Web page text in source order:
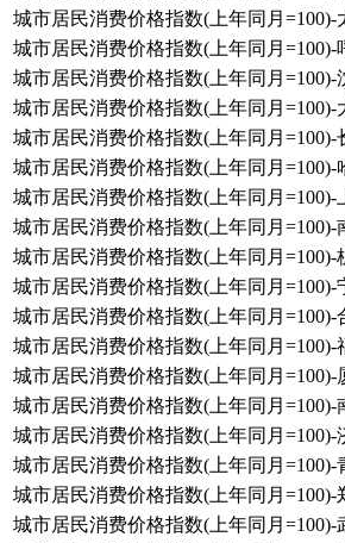
城市居民消费价格指数(上年同月=100)-
城市居民消费价格指数(上年同月=100)-
城市居民消费价格指数(上年同月=100)-
城市居民消费价格指数(上年同月=100)-
城市居民消费价格指数(上年同月=100)-
城市居民消费价格指数(上年同月=100)-
城市居民消费价格指数(上年同月=100)-
城市居民消费价格指数(上年同月=100)-
城市居民消费价格指数(上年同月=100)-
城市居民消费价格指数(上年同月=100)-
城市居民消费价格指数(上年同月=100)-
城市居民消费价格指数(上年同月=100)-
城市居民消费价格指数(上年同月=100)-
城市居民消费价格指数(上年同月=100)-
城市居民消费价格指数(上年同月=100)-
城市居民消费价格指数(上年同月=100)-
城市居民消费价格指数(上年同月=100)-
城市居民消费价格指数(上年同月=100)-